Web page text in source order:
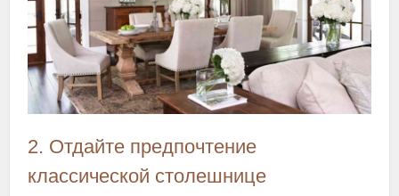
2. Отдайте предпочтение
классической столешнице